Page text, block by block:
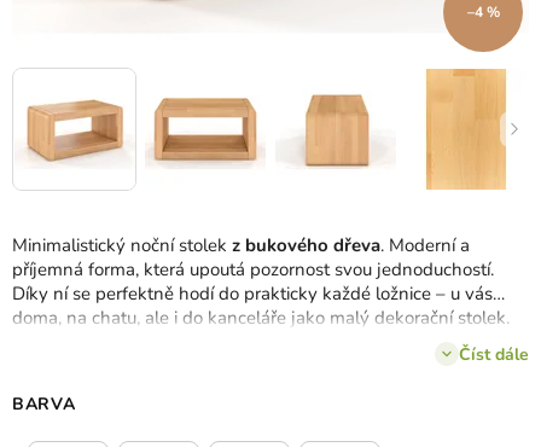
Minimalistický noční stolek z bukového dřeva. Moderní a
příjemná forma, která upoutá pozornost svou jednoduchostí.
Díky ní se perfektně hodí do prakticky každé ložnice – u vás
doma, na chatu, ale i do kanceláře jako malý dekorační stolek.
Číst dále
BARVA
–4 %